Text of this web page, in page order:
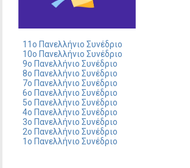
11ο Πανελλήνιο Συνέδριο
10ο Πανελλήνιο Συνέδριο
9ο Πανελλήνιο Συνέδριο
8ο Πανελλήνιο Συνέδριο
7ο Πανελλήνιο Συνέδριο
6ο Πανελλήνιο Συνέδριο
5ο Πανελλήνιο Συνέδριο
4ο Πανελλήνιο Συνέδριο
3ο Πανελλήνιο Συνέδριο
2ο Πανελλήνιο Συνέδριο
1ο Πανελλήνιο Συνέδριο